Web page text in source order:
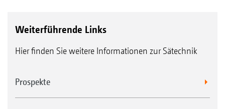
Weiterführende Links
Hier finden Sie weitere Informationen zur Sätechnik
Prospekte